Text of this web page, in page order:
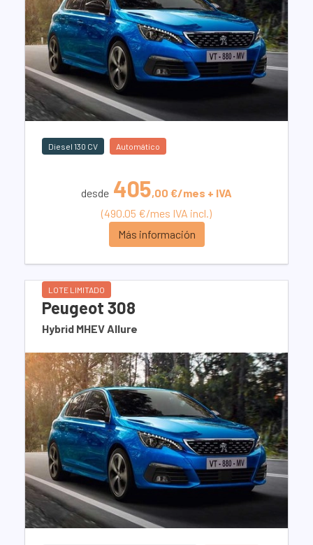
Diesel 130 CV Automático
desde 405,00 €/mes + IVA
(490.05 €/mes IVA incl.)
Más información
LOTE LIMITADO
Peugeot 308
Hybrid MHEV Allure